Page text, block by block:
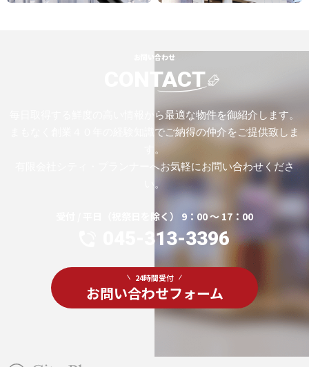
お問い合わせ
CONTACT
毎日取得する鮮度の高い情報から最適な物件を御紹介します。
まもなく創業４０年の経験知識でご納得の仲介をご提供致しま
す。
有限会社シティ・プランナーへお気軽にお問い合わせくださ
い。
受付 / 平日（祝祭日を除く） 9：00 ～ 17：00
045-313-3396
24時間受付
お問い合わせフォーム